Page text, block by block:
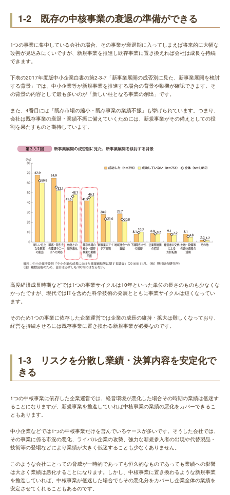
1-2 既存の中核事業の衰退の準備ができる
1つの事業に集中している会社の場合、その事業が衰退期に入ってしまえば将来的に大幅な
改善が見込みにくいですが、新規事業を推進し既存事業に置き換えれば会社は成長を持続
できます。
下表の2017年度版中小企業白書の第2-3-7「新事業展開の成否別に見た、新事業展開を検討
する背景」では、中小企業等が新規事業を推進する場合の背景や動機が確認できます。そ
の背景の内容として最も多いのが「新しい柱となる事業の創出」です。
また、4番目には「既存市場の縮小・既存事業の業績不振」も挙げられています。つまり、
会社は既存事業の衰退・業績不振に備えていくためには、新規事業がその備えとしての役
割を果たすものと期待しています。
高度経済成長時期などでは1つの事業サイクルは10年といった単位の長さのものも少なくな
かったですが、現代ではITを含めた科学技術の発展とともに事業サイクルは短くなってい
ます。
そのため1つの事業に依存した企業運営では企業の成長の維持・拡大は難しくなっており、
経営を持続させるには既存事業に置き換わる新規事業が必要なのです。
1-3 リスクを分散し業績・決算内容を安定化で
きる
1つの中核事業に依存した企業運営では、経営環境が悪化した場合その時期の業績は低迷す
ることになりますが、新規事業を推進していれば中核事業の業績の悪化をカバーできるこ
ともあります。
中小企業などでは1つの中核事業だけを営んでいるケースが多いです。そうした会社では、
その事業に係る市況の悪化、ライバル企業の攻勢、強力な新規参入者の出現や代替製品・
技術等の登場などにより業績が大きく低迷することも少なくありません。
このような会社にとっての脅威が一時的であっても恒久的なものであっても業績への影響
は大きく業績は悪化することになります。しかし、中核事業に置き換わるような新規事業
を推進していれば、中核事業が低迷した場合でもその悪化分をカバーし企業全体の業績を
安定させてくれることもあるのです。